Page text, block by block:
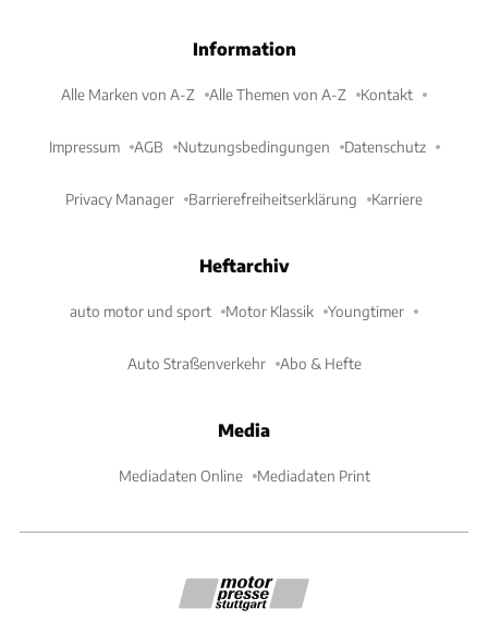
Information
Alle Marken von A-Z Alle Themen von A-Z Kontakt
Impressum AGB Nutzungsbedingungen Datenschutz
Privacy Manager Barrierefreiheitserklärung Karriere
Heftarchiv
auto motor und sport Motor Klassik Youngtimer
Auto Straßenverkehr Abo & Hefte
Media
Mediadaten Online Mediadaten Print